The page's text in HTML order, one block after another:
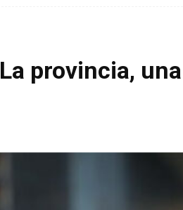
La provincia,